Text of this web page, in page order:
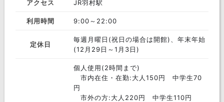
墨田区 豊島区
福生市 稲城市
清瀬市 江戸川区
武蔵野市 立川市
アクセス JR羽村駅
利用時間 9:00～22:00
定休日
毎週月曜日(祝日の場合は開館)、年末年始
(12月29日～1月3日)
個人使用(2時間まで)
市内在住・在勤:大人150円 中学生70
円
市外の方:大人220円 中学生110円